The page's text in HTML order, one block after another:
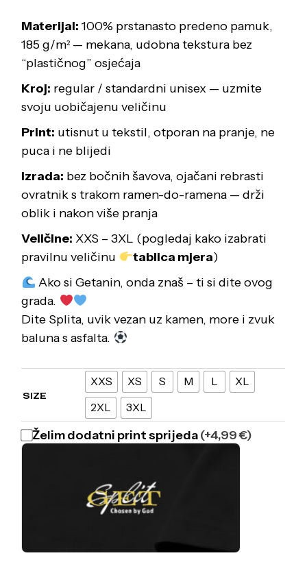
Materijal: 100% prstanasto predeno pamuk,
185 g/m² — mekana, udobna tekstura bez
“plastičnog” osjećaja
Kroj: regular / standardni unisex — uzmite
svoju uobičajenu veličinu
Print: utisnut u tekstil, otporan na pranje, ne
puca i ne blijedi
Izrada: bez bočnih šavova, ojačani rebrasti
ovratnik s trakom ramen-do-ramena — drži
oblik i nakon više pranja
Veličine: XXS – 3XL (pogledaj kako izabrati
pravilnu veličinu
tablica mjera)
Ako si Getanin, onda znaš – ti si dite ovog
grada.
Dite Splita, uvik vezan uz kamen, more i zvuk
baluna s asfalta.
SIZE
XXS XS S M L
XL
2XL
3XL
Želim dodatni print sprijeda(+4,99 €)